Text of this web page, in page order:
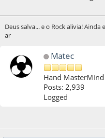
Deus salva... e o Rock alivia!
ar
Matec
Hand MasterMind
Posts: 2,939
Logged